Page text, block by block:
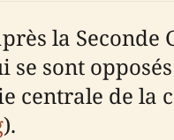
la Seconde
sont
centrale de la
).